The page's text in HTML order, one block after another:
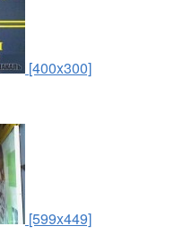
[400x300]
[599x449]